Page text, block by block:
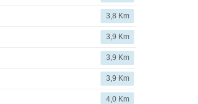
3,8 Km
3,9 Km
3,9 Km
3,9 Km
4,0 Km